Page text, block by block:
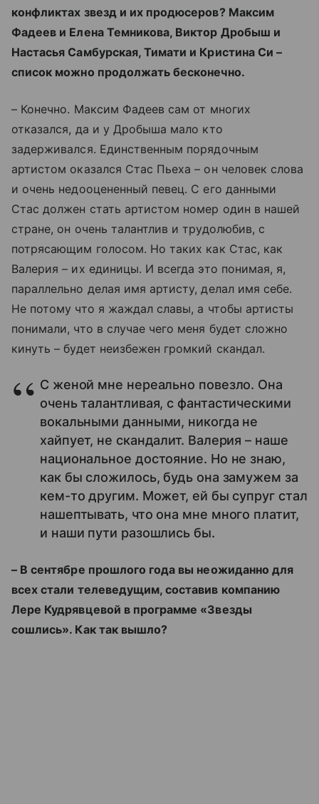
конфликтах звезд и их продюсеров? Максим
Фадеев и Елена Темникова, Виктор Дробыш и
Настасья Самбурская, Тимати и Кристина Си –
список можно продолжать бесконечно.
– Конечно. Максим Фадеев сам от многих
отказался, да и у Дробыша мало кто
задерживался. Единственным порядочным
артистом оказался Стас Пьеха – он человек слова
и очень недооцененный певец. С его данными
Стас должен стать артистом номер один в нашей
стране, он очень талантлив и трудолюбив, с
потрясающим голосом. Но таких как Стас, как
Валерия – их единицы. И всегда это понимая, я,
параллельно делая имя артисту, делал имя себе.
Не потому что я жаждал славы, а чтобы артисты
понимали, что в случае чего меня будет сложно
кинуть – будет неизбежен громкий скандал.
С женой мне нереально повезло. Она
очень талантливая, с фантастическими
вокальными данными, никогда не
хайпует, не скандалит. Валерия – наше
национальное достояние. Но не знаю,
как бы сложилось, будь она замужем за
кем-то другим. Может, ей бы супруг стал
нашептывать, что она мне много платит,
и наши пути разошлись бы.
– В сентябре прошлого года вы неожиданно для
всех стали телеведущим, составив компанию
Лере Кудрявцевой в программе «Звезды
сошлись». Как так вышло?